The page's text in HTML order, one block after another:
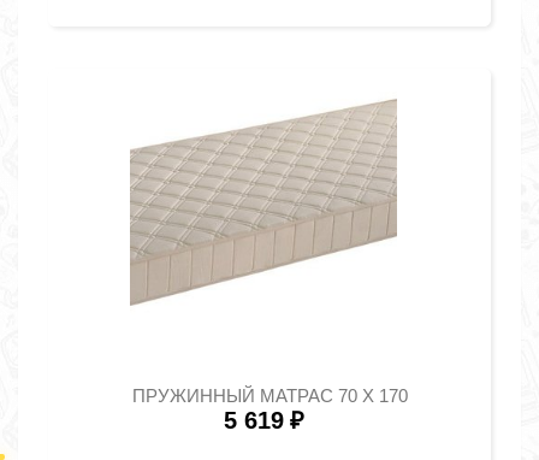
ПРУЖИННЫЙ МАТРАС 70 Х 170
5 619 ₽